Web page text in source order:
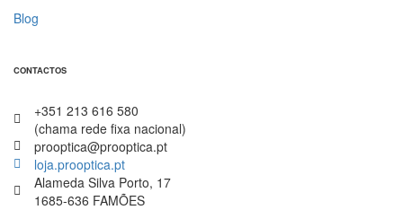
Blog
CONTACTOS
+351 213 616 580
(chama rede fixa nacional)
prooptica@prooptica.pt
loja.prooptica.pt
Alameda Silva Porto, 17
1685-636 FAMÕES